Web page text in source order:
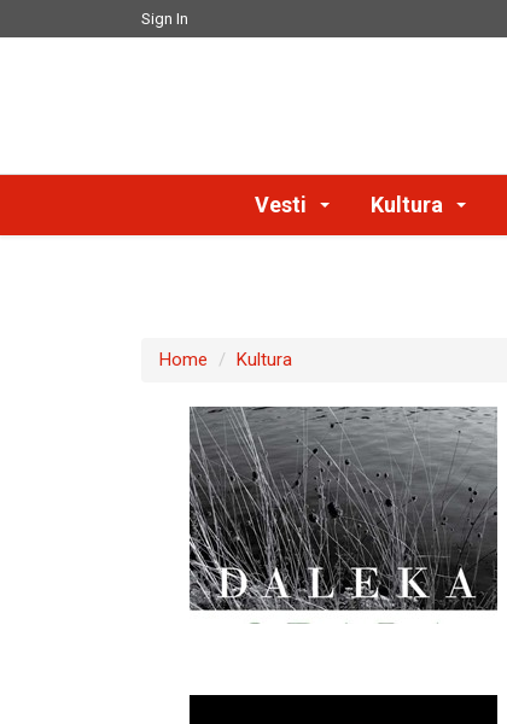
Sign In
Vesti Kultura
Home Kultura